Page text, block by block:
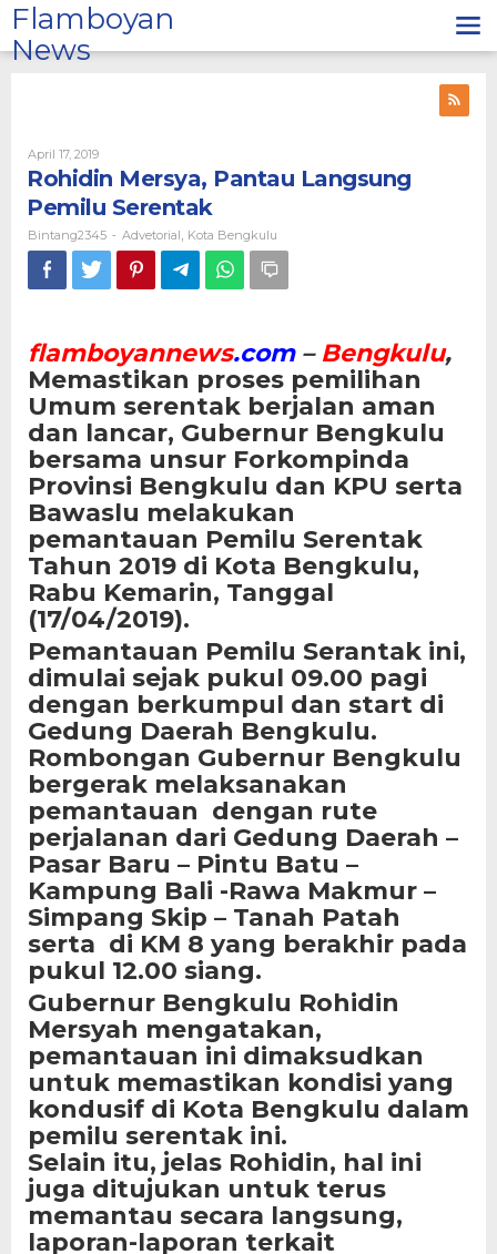
Lewati
ke
konten
Flamboyan
News
April 17, 2019Oleh
Bintang2345
Rohidin Mersya, Pantau Langsung
Pemilu Serentak
Bintang2345 - Advetorial Kota Bengkulu
flamboyannews.com– Bengkulu,
Memastikan proses pemilihan
Umum serentak berjalan aman
dan lancar, Gubernur Bengkulu
bersama unsur Forkompinda
Provinsi Bengkulu dan KPU serta
Bawaslu melakukan
pemantauan Pemilu Serentak
Tahun 2019 di Kota Bengkulu,
Rabu Kemarin, Tanggal
(17/04/2019).
Pemantauan Pemilu Serantak ini,
dimulai sejak pukul 09.00 pagi
dengan berkumpul dan start di
Gedung Daerah Bengkulu.
Rombongan Gubernur Bengkulu
bergerak melaksanakan
pemantauan dengan rute
perjalanan dari Gedung Daerah –
Pasar Baru – Pintu Batu –
Kampung Bali -Rawa Makmur –
Simpang Skip – Tanah Patah
serta di KM 8 yang berakhir pada
pukul 12.00 siang.
Gubernur Bengkulu Rohidin
Mersyah mengatakan,
pemantauan ini dimaksudkan
untuk memastikan kondisi yang
kondusif di Kota Bengkulu dalam
pemilu serentak ini.
Selain itu, jelas Rohidin, hal ini
juga ditujukan untuk terus
memantau secara langsung,
laporan-laporan terkait